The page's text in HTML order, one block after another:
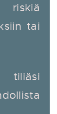
riskiä
tai
tiliäsi